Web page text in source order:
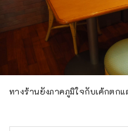
ทางร้านยังภาคภูมิใจกับเค้กตก